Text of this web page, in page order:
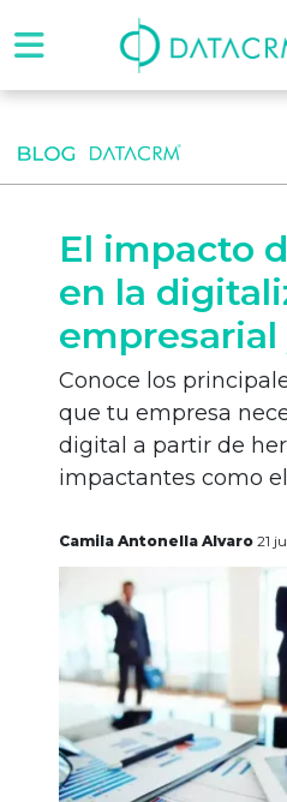
Software
Contáctanos
Recursos
¡Hablemos!
gratis
Iniciar
sesión
El impacto
en la
empresarial
Conoce los
que tu empresa
digital a partir de
impactantes como
Camila Antonella Alvaro 21